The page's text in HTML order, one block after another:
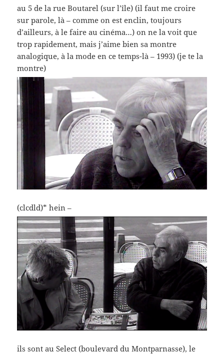
au 5 de la rue Boutarel (sur l’île) (il faut me croire
sur parole, là – comme on est enclin, toujours
d’ailleurs, à le faire au cinéma…) on ne la voit que
trop rapidement, mais j’aime bien sa montre
analogique, à la mode en ce temps-là – 1993) (je te la
montre)
(clcdld)* hein –
ils sont au Select (boulevard du Montparnasse), le